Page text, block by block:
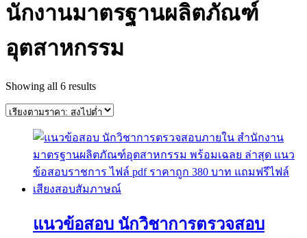
นักงานมาตรฐานผลิตภัณฑ์
อุตสาหกรรม
Showing all 6 resultsSorted
price:
to
low
แนวข้อสอบ นักวิชาการตรวจสอบ